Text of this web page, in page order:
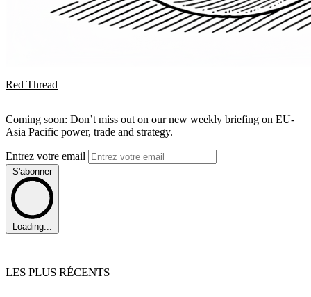
Red Thread
Coming soon: Don’t miss out on our new weekly briefing on EU-
Asia Pacific power, trade and strategy.
Entrez votre email
S'abonner
Loading...
LES PLUS RÉCENTS